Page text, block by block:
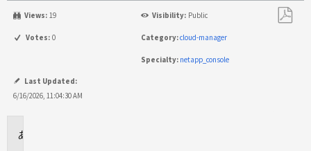
Views: 19 Visibility: Public
Votes: 0 Category:cloud-manager
Specialty: netapp_console
Last Updated:
6/16/2026, 11:04:30 AM